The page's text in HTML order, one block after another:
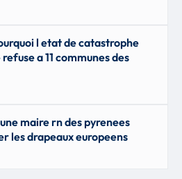
l etat de catastrophe
a 11 communes des
maire rn des pyrenees
les drapeaux europeens